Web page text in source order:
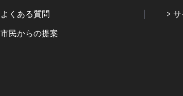
よくある質問
市民からの提案
サ